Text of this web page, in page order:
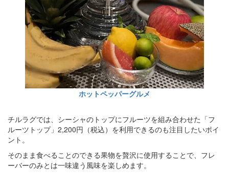
ホットペッパーグルメ
チルラグでは、シーシャのトップにフルーツを組み合わせた「フ
ルーツトップ」2,200円（税込）を利用できるのも注目したいポイ
ント。
そのまま食べることのできる果物を贅沢に使用することで、フレ
ーバーのみとは一味違う風味を楽しめます。